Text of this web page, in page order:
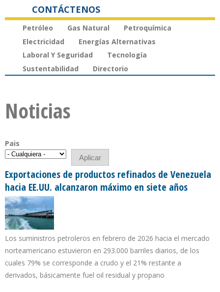
CONTÁCTENOS
Petróleo Gas Natural
Petroquímica
Electricidad
Energías Alternativas
Laboral Y Seguridad
Tecnología
Sustentabilidad
Directorio
Noticias
Pais
Exportaciones de productos refinados de Venezuela
hacia EE.UU. alcanzaron máximo en siete años
Los suministros petroleros en febrero de 2026 hacia el mercado
norteamericano estuvieron en 293.000 barriles diarios, de los
cuales 79% se corresponde a crudo y el 21% restante a
derivados, básicamente fuel oil residual y propano